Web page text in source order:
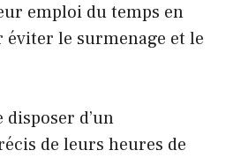
emploi du temps en
éviter le surmenage et le
d’un
de leurs heures de